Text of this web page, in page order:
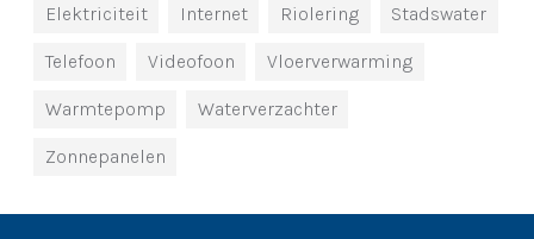
Elektriciteit Internet Riolering Stadswater
Telefoon Videofoon Vloerverwarming
Warmtepomp Waterverzachter
Zonnepanelen